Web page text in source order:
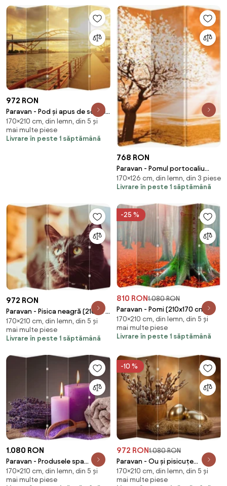
972 RON
Paravan - Pod și apus de soare
(210x170 cm)
170×210 cm, din lemn, din 5 și
mai multe piese
Livrare în peste 1 săptămână
768 RON
Paravan - Pomul portocaliu
(126x170 cm)
170×126 cm, din lemn, din 3 piese
Livrare în peste 1 săptămână
972 RON
Paravan - Pisica neagră (210x170
cm)
170×210 cm, din lemn, din 5 și
mai multe piese
Livrare în peste 1 săptămână
-25 %
810 RON 1.080 RON
Paravan - Pomi (210x170 cm)
170×210 cm, din lemn, din 5 și
mai multe piese
Livrare în peste 1 săptămână
1.080 RON
Paravan - Produsele spa
(210x170 cm)
170×210 cm, din lemn, din 5 și
mai multe piese
-10 %
972 RON1.080 RON
Paravan - Ou și pisicuțe
(210x170 cm)
170×210 cm, din lemn, din 5 și
mai multe piese